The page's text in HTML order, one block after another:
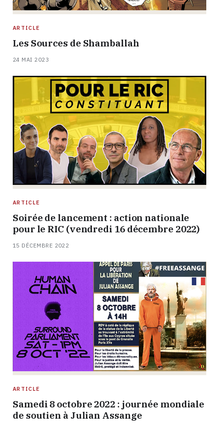
ARTICLE
Les Sources de Shamballah
24 MAI 2023
ARTICLE
Soirée de lancement : action nationale
pour le RIC (vendredi 16 décembre 2022)
15 DÉCEMBRE 2022
ARTICLE
Samedi 8 octobre 2022 : journée mondiale
de soutien à Julian Assange